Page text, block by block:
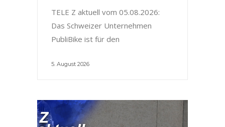
TELE Z aktuell vom 05.08.2026:
Das Schweizer Unternehmen
PubliBike ist für den
5. August 2026